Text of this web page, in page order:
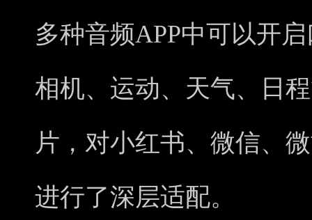
多种音频APP中可以开
相机、运动、天气、日
片，对小红书、微信、
进行了深层适配。